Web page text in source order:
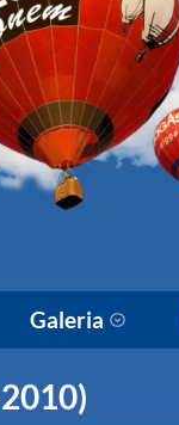
Galeria